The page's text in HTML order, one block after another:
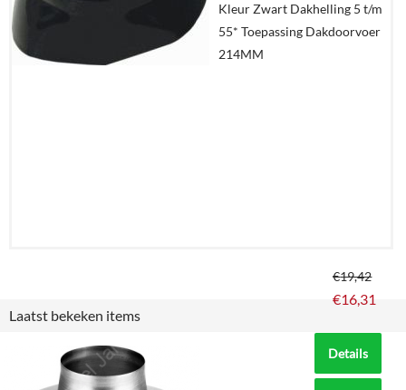
In
winkelmand
Kleur Zwart Dakhelling 5 t/m
55* Toepassing Dakdoorvoer
214MM
€19,42
€16,31
Details
Laatst bekeken items